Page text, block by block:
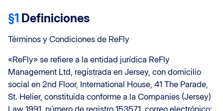
§1 Definiciones
Términos y Condiciones de ReFly
«ReFly» se refiere a la entidad jurídica ReFly
Management Ltd, registrada en Jersey, con domicilio
social en 2nd Floor, International House, 41 The Parade,
St. Helier, constituida conforme a la Companies (Jersey)
Law 1991, número de registro 153571, correo electrónico: